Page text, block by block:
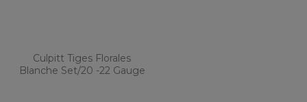
Culpitt Tiges Florales
Blanche Set/20 -22 Gauge